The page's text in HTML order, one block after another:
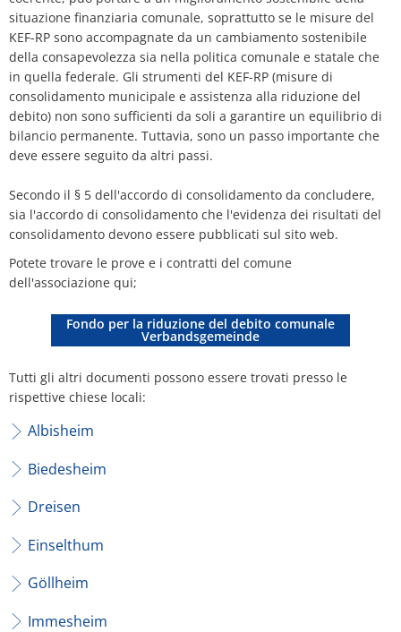
situazione finanziaria comunale, soprattutto se le misure del
KEF-RP sono accompagnate da un cambiamento sostenibile
della consapevolezza sia nella politica comunale e statale che
in quella federale. Gli strumenti del KEF-RP (misure di
consolidamento municipale e assistenza alla riduzione del
debito) non sono sufficienti da soli a garantire un equilibrio di
bilancio permanente. Tuttavia, sono un passo importante che
deve essere seguito da altri passi.
Secondo il § 5 dell'accordo di consolidamento da concludere,
sia l'accordo di consolidamento che l'evidenza dei risultati del
consolidamento devono essere pubblicati sul sito web.
Potete trovare le prove e i contratti del comune
dell'associazione qui;
Fondo per la riduzione del debito comunale
Verbandsgemeinde
Tutti gli altri documenti possono essere trovati presso le
rispettive chiese locali:
Albisheim
Biedesheim
Dreisen
Einselthum
Göllheim
Immesheim